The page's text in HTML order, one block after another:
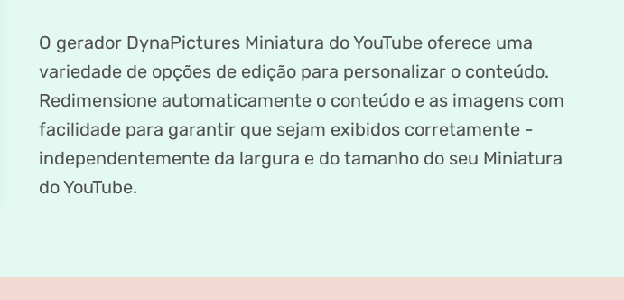
O gerador DynaPictures Miniatura do YouTube oferece uma
variedade de opções de edição para personalizar o conteúdo.
Redimensione automaticamente o conteúdo e as imagens com
facilidade para garantir que sejam exibidos corretamente -
independentemente da largura e do tamanho do seu Miniatura
do YouTube.